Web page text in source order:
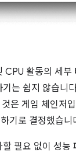
활동의 세부
는 쉽지 않습니
은 게임 체인저
기로 결정했습니
필요 없이 성능